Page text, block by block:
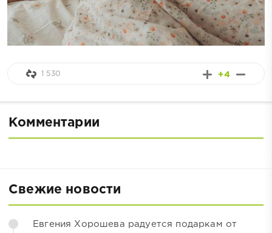
+4
1 530
Комментарии
Свежие новости
Евгения Хорошева радуется подаркам от